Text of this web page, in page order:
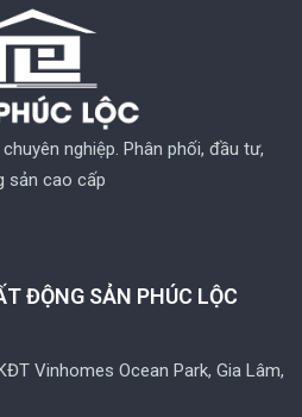
nghiệp. Phân phối, đầu tư,
sản cao cấp
ĐỘNG SẢN PHÚC LỘC
Vinhomes Ocean Park, Gia Lâm,